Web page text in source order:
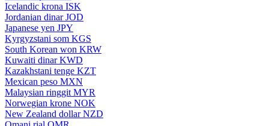
Icelandic krona ISK
Jordanian dinar JOD
Japanese yen JPY
Kyrgyzstani som KGS
South Korean won KRW
Kuwaiti dinar KWD
Kazakhstani tenge KZT
Mexican peso MXN
Malaysian ringgit MYR
Norwegian krone NOK
New Zealand dollar NZD